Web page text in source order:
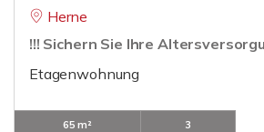
Herne
!!! Sichern Sie Ihre
Etagenwohnung
65 m²
3